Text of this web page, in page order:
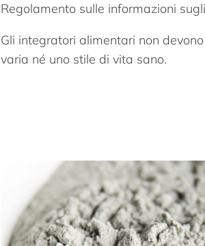
Regolamento sulle informazioni
Gli integratori alimentari non
varia né uno stile di vita sano.